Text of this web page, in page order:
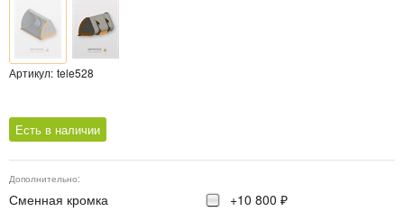
Артикул: tele528
Есть в наличии
Дополнительно:
Сменная кромка +10 800 ₽